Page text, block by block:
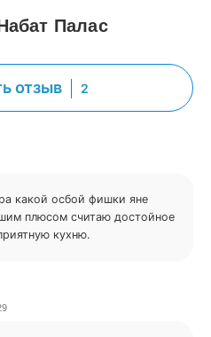
Палас
отзыв 2
какой осбой фишки яне
плюсом считаю достойное
кухню.